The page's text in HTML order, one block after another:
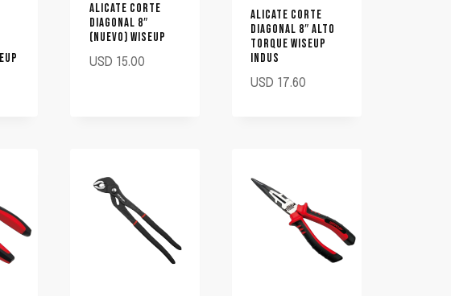
ALICATE CORTE
DIAGONAL 8″
(NUEVO) WISEUP
USD 15.00
ALICATE CORTE
DIAGONAL 8″ ALTO
TORQUE WISEUP
INDUS
USD 17.60